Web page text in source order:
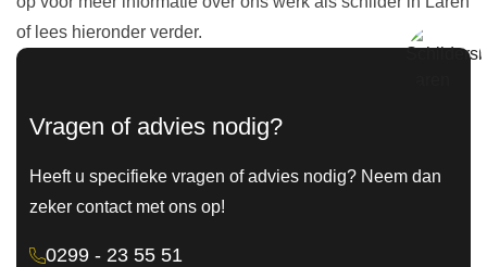
of lees hieronder verder.
Vragen of advies nodig?
Heeft u specifieke vragen of advies nodig? Neem dan
zeker contact met ons op!
0299 - 23 55 51